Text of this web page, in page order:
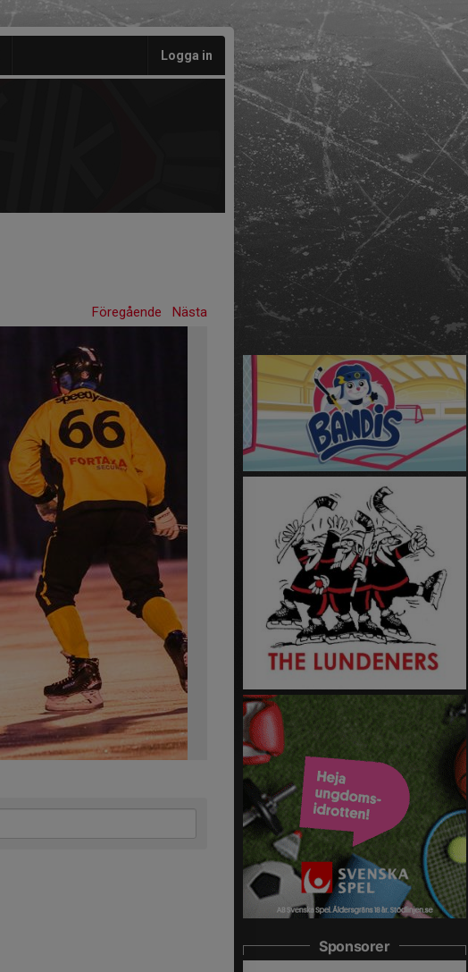
Logga in
Föregående Nästa
Sponsorer